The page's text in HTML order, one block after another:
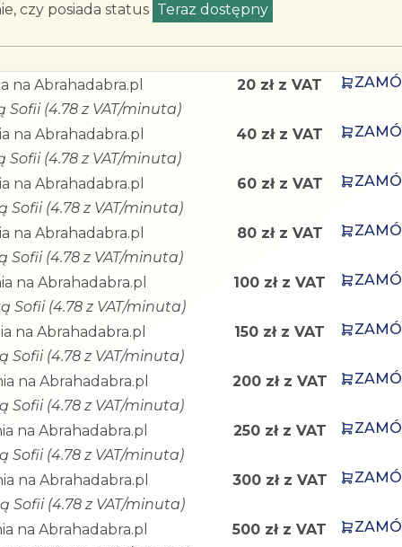
czy posiada status Teraz dostępny
na Abrahadabra.pl
(4.78 z VAT/minuta)
20 zł z VAT
na Abrahadabra.pl
(4.78 z VAT/minuta)
40 zł z VAT
na Abrahadabra.pl
Sofii (4.78 z VAT/minuta)
60 zł z VAT
na Abrahadabra.pl
Sofii (4.78 z VAT/minuta)
80 zł z VAT
na Abrahadabra.pl
Sofii (4.78 z VAT/minuta)
100 zł z VAT
na Abrahadabra.pl
Sofii (4.78 z VAT/minuta)
150 zł z VAT
na Abrahadabra.pl
Sofii (4.78 z VAT/minuta)
200 zł z VAT
na Abrahadabra.pl
Sofii (4.78 z VAT/minuta)
250 zł z VAT
na Abrahadabra.pl
Sofii (4.78 z VAT/minuta)
300 zł z VAT
na Abrahadabra.pl
500 zł z VAT